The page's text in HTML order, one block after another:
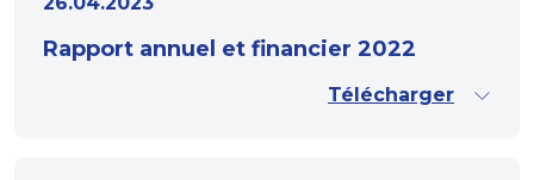
Rapport annuel et financier 2022
Télécharger